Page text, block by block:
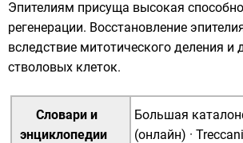
Эпителиям присуща высокая
регенерации. Восстановление
вследствие митотического деления
стволовых клеток.
Словари и
энциклопедии
Большая
(онлайн) · Treccani